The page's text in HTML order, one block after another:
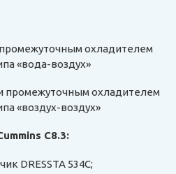
охладителем
«вода-воздух»
промежуточным охладителем
«воздух-воздух»
C8.3:
DRESSTA 534C;